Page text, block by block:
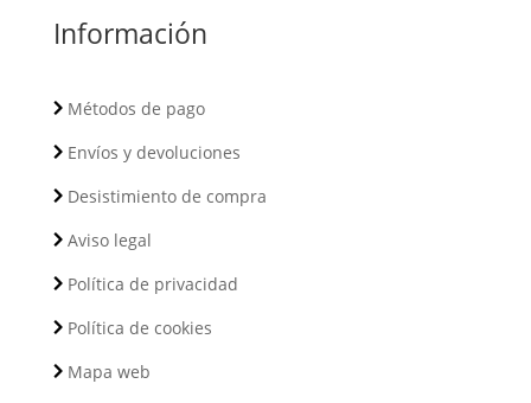
Información
Métodos de pago
Envíos y devoluciones
Desistimiento de compra
Aviso legal
Política de privacidad
Política de cookies
Mapa web